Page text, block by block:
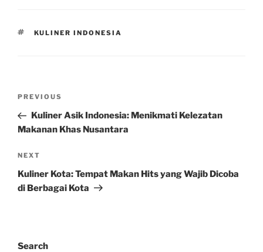
TAGS
KULINER INDONESIA
Previous
Post
PREVIOUS
Kuliner Asik Indonesia: Menikmati Kelezatan
Makanan Khas Nusantara
Next
Post
NEXT
Kuliner Kota: Tempat Makan Hits yang Wajib Dicoba
di Berbagai Kota
Search